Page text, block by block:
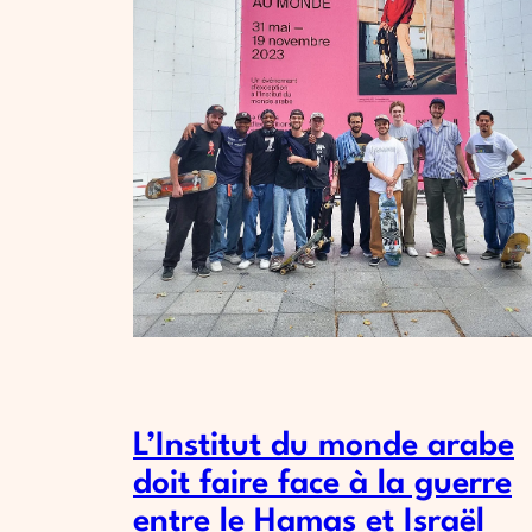
L’Institut du monde arabe
doit faire face à la guerre
entre le Hamas et Israël